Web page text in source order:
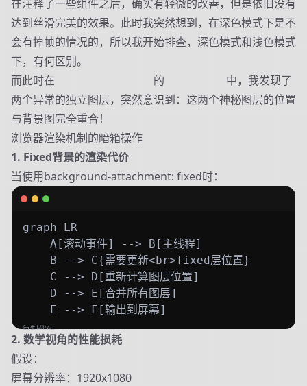
在注释了一些组件之后，确实有轻微的改善，但是依旧没有
达到丝滑完美的效果。此时我突然想到，在深色模式下是不
会有掉帧的情况的，所以我开始排查，深色模式和浅色模式
下，有何区别。
而此时在
的
中，我发现了
两个异常的独立图层，突然意识到：这两个神秘图层的位置
与背景图完全重合！
浏览器渲染机制的暗箱操作
1. Fixed背景的渲染代价
当使用background-attachment: fixed时：
graph LR
    A[滚动事件] --> B[主线程]
    B --> C{需要更新<br>fixed层位置}
    C --> D[重新计算图层位置]
    D --> E[合并所有图层]
    E --> F[输出到屏幕]
复制代码
2. 数学视角的性能损耗
假设：
屏幕分辨率：1920x1080